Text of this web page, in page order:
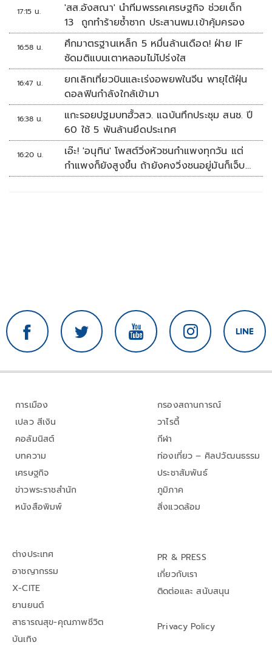
17:15 น.
'สส.อังสณา' นำทีมพรรคเศรษฐกิจ ช่วยเด็ก
13 ถูกทำร้ายซ้ำซาก ประสานพม.เข้าคุ้มครอง
16:58 น.
ศึกมาตรฐานเหล็ก 5 หมื่นล้านเดือด! ฝ่าย IF
ซัดมติแบนเตาหลอมไม่โปร่งใส
16:47 น.
ยกเลิกเที่ยวบินและเร่งอพยพในจีน พายุไต้ฝุ่น
ดอลฟินกำลังใกล้เข้ามา
16:38 น.
แกะรอยปฐมบทฮั้วสว. แฉบันทึกประชุม สนช. ปี
60 ใช้ 5 พันล้านยึดประเทศ
16:20 น.
เอ๊ะ! 'อนุทิน' โพสต์วิ่งหัวชนกำแพงทุกวัน แต่
กำแพงก็ยังสูงขึ้น ถ้ายังคงวิ่งชนอยู่มันก็เจ็บ
หัวอีก
การเมือง
เปลว สีเงิน
คอลัมนิสต์
บทความ
เศรษฐกิจ
ข่าวพระราชสำนัก
หนังสือพิมพ์
กรองสถานการณ์
วาไรตี้
กีฬา
ท่องเที่ยว – ศิลปวัฒนธรรม
ประชาสัมพันธ์
ภูมิภาค
สิ่งแวดล้อม
ต่างประเทศ
อาชญากรรม
X-CITE
ยานยนต์
สาธารณสุข-คุณภาพชีวิต
บันเทิง
PR & PRESS
เกี่ยวกับเรา
ติดต่อและ สนับสนุน
Privacy Policy